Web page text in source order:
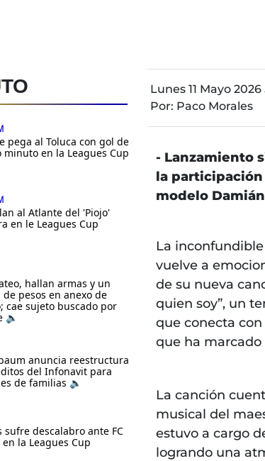
pega al Toluca con gol de
minuto en la Leagues Cup
al Atlante del 'Piojo'
en le Leagues Cup
hallan armas y un
pesos en anexo de
cae sujeto buscado por
🔈
anuncia reestructura
del Infonavit para
de familias 🔈
sufre descalabro ante FC
en la Leagues Cup
Lunes 11 Mayo 2026
Por: Paco Morales
- Lanzamiento
la participación
modelo
La
vuelve a
de su nueva
quien soy”, un
que conecta
que ha marcado
La canción
musical del
estuvo a cargo
logrando una